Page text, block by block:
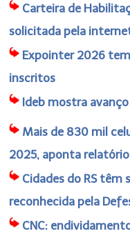
Carteira de
solicitada pela
Expointer 2026
inscritos
Ideb mostra
Mais de 830 mil
2025, aponta relatório
Cidades do RS têm
reconhecida pela
CNC: